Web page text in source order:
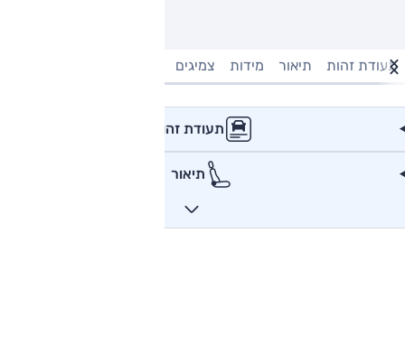
תעודת זהות תיאור מידות צמיגים
תעודת זהות
תיאור